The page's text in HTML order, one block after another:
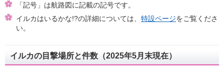
「記号」は航路図に記載の記号です。
イルカはいるかな!?の詳細については、 特設ページをご覧くださ
い。
イルカの目撃場所と件数（2025年5月末現在）